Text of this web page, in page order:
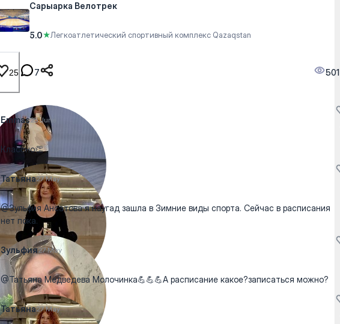
Сарыарка ​Велотрек
5.0★Легкоатлетический спортивный комплекс Qazaqstan
25 7 501
Emmas25 June
Классно👏
Татьяна27 May
@Зульфия Ансатова я наугад зашла в Зимние виды спорта. Сейчас в расписания
нет пока.
Зульфия27 May
@Татьяна Медведева Молочинка💪💪💪А расписание какое?записаться можно?
Татьяна27 May